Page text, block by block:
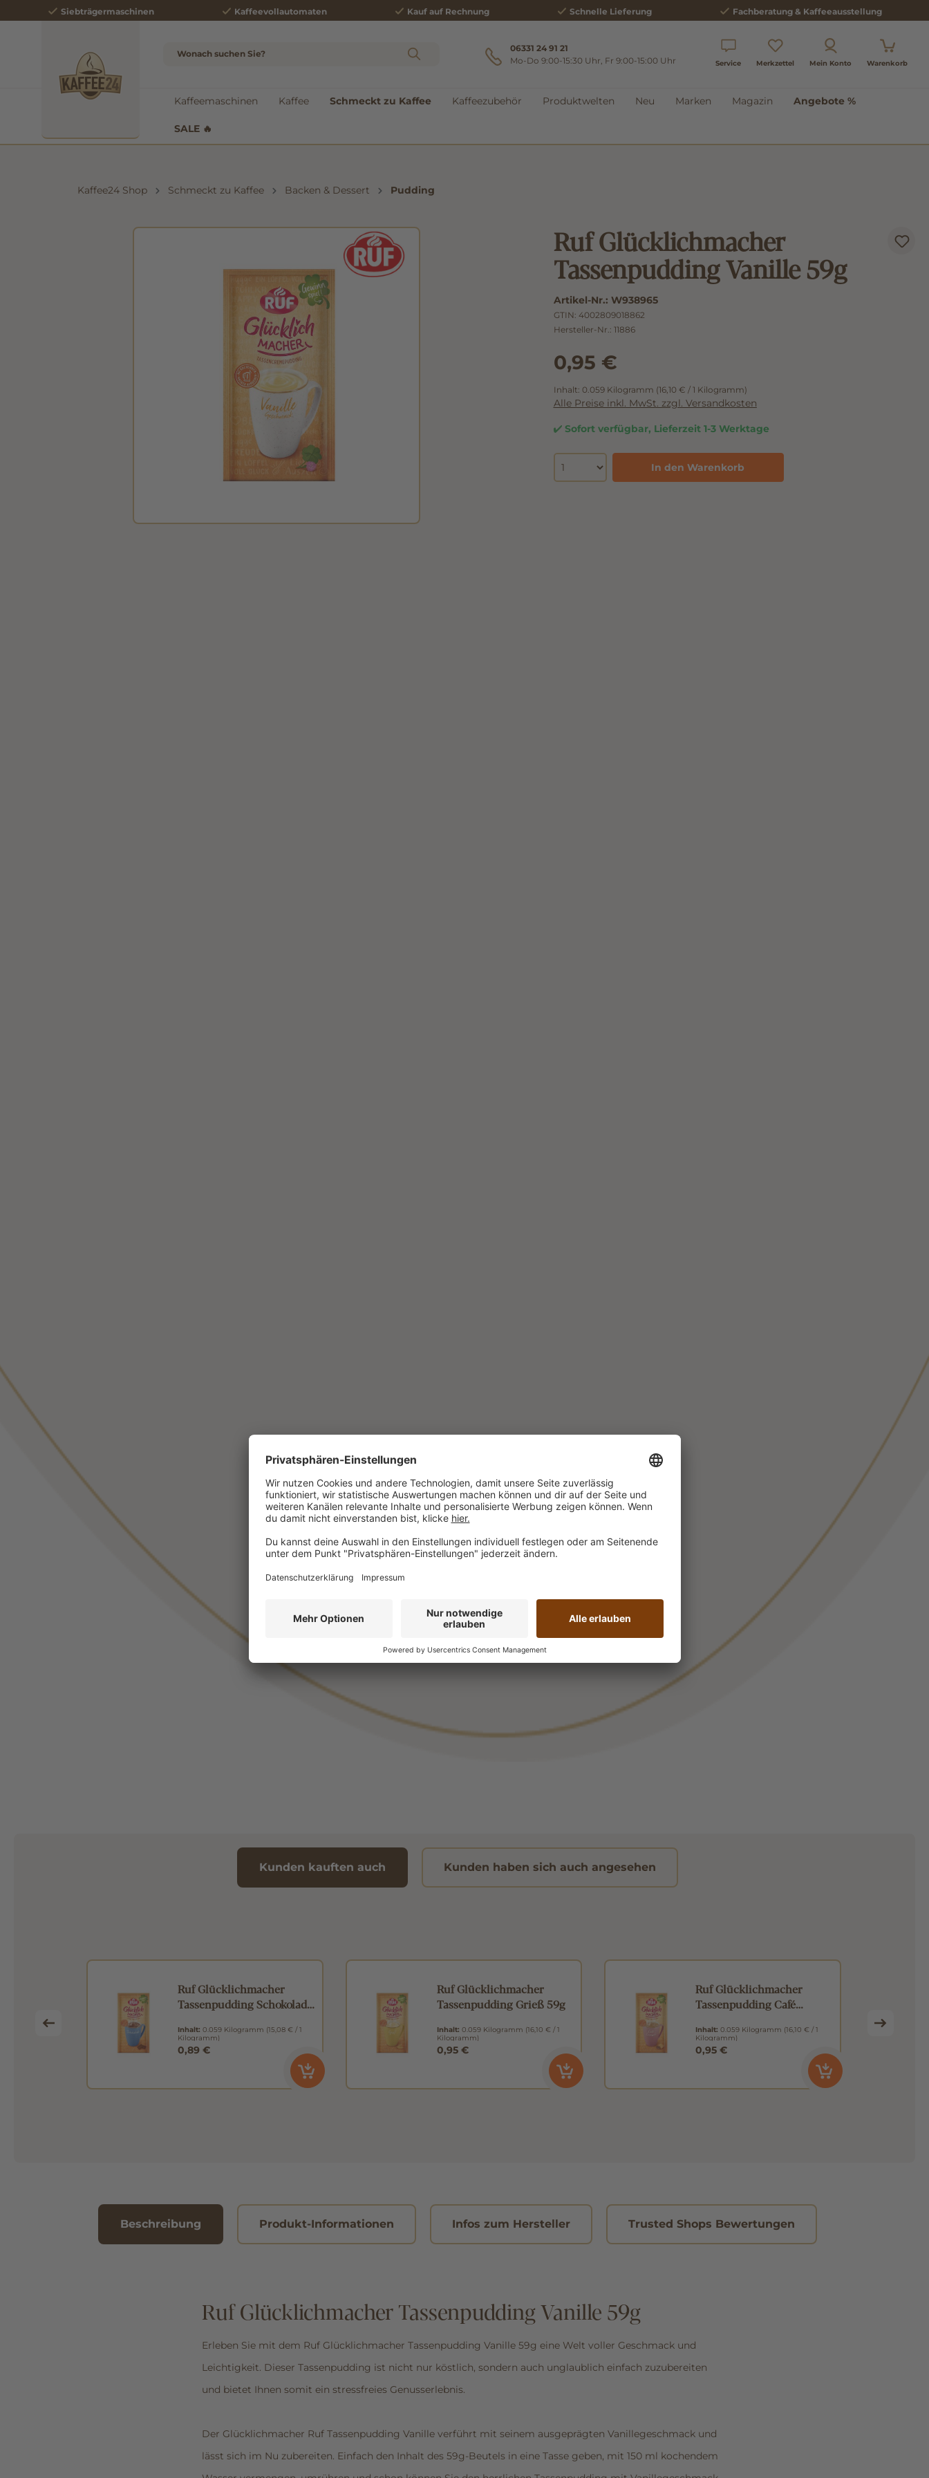
springen Zur Hauptnavigation springen
Siebträgermaschinen Kaffeevollautomaten Kauf auf Rechnung Schnelle Lieferung Fachberatung & Kaffeeausstellung
06331 24 91 21
Mo-Do 9:00-15:30 Uhr, Fr 9:00-15:00 Uhr
Service Merkzettel Mein Konto Warenkorb
Kaffeemaschinen Kaffee Schmeckt zu Kaffee Kaffeezubehör Produktwelten Neu Marken Magazin Angebote %
SALE 🔥
Kaffee24 Shop Schmeckt zu Kaffee Backen & Dessert Pudding
Ruf Glücklichmacher
Tassenpudding Vanille 59g
Artikel-Nr.: W938965
GTIN: 4002809018862
Hersteller-Nr.: 11886
0,95 €
Inhalt: 0.059 Kilogramm (16,10 € / 1 Kilogramm)
Alle Preise inkl. MwSt. zzgl. Versandkosten
Sofort verfügbar, Lieferzeit 1-3 Werktage
In den Warenkorb
Kunden kauften auch Kunden haben sich auch angesehen
Ruf Glücklichmacher
Tassenpudding Schokolade
Inhalt: 0.059 Kilogramm (15,08 € / 1
Kilogramm)
0,89 €
Ruf Glücklichmacher
Tassenpudding Grieß 59g
Inhalt: 0.059 Kilogramm (16,10 € / 1
Kilogramm)
0,95 €
Ruf Glücklichmacher
Tassenpudding Café
Inhalt:0.059 Kilogramm (16,10 € / 1
Kilogramm)
0,95 €
Beschreibung Produkt-Informationen Infos zum Hersteller Trusted Shops Bewertungen
Ruf Glücklichmacher Tassenpudding Vanille 59g
Erleben Sie mit dem Ruf Glücklichmacher Tassenpudding Vanille 59g eine Welt voller Geschmack und
Leichtigkeit. Dieser Tassenpudding ist nicht nur köstlich, sondern auch unglaublich einfach zuzubereiten
und bietet Ihnen somit ein stressfreies Genusserlebnis.
Der Glücklichmacher Ruf Tassenpudding Vanille verführt mit seinem ausgeprägten Vanillegeschmack und
lässt sich im Nu zubereiten. Einfach den Inhalt des 59g-Beutels in eine Tasse geben, mit 150 ml kochendem